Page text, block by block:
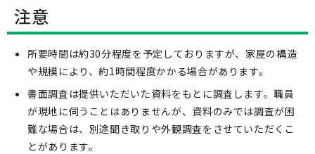
注意
所要時間は約30分程度を予定しておりますが、家屋の構造
や規模により、約1時間程度かかる場合があります。
書面調査は提供いただいた資料をもとに調査します。職員
が現地に伺うことはありませんが、資料のみでは調査が困
難な場合は、別途聞き取りや外観調査をさせていただくこ
とがあります。